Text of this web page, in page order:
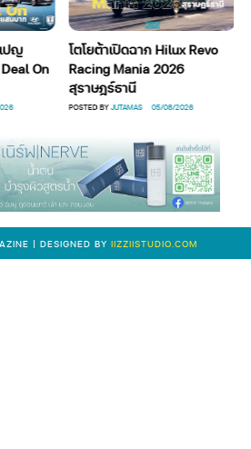
ญ
On
โตโยต้าเปิดฉาก Hilux Revo
Racing Mania 2026
สุราษฎร์ธานี
POSTED BYJUTAMAS 05/08/2026
| DESIGNED BY IIZZIISTUDIO.COM